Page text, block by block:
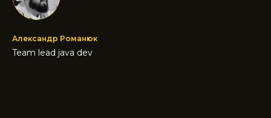
Александр Романюк
Team lead java dev